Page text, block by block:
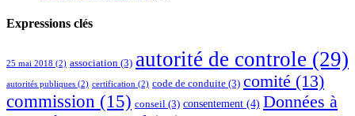
Expressions clés
25 mai 2018 (2) association (3) autorité de controle (29)
autorités publiques (2) certification (2) code de conduite (3) comité (13)
commission (15) conseil (3) consentement (4) Données à